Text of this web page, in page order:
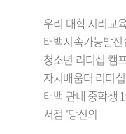
우리 대학 지리교
태백지속가능발
청소년 리더십 캠
자치배움터 리더
태백 관내 중학생
서점 '당신의